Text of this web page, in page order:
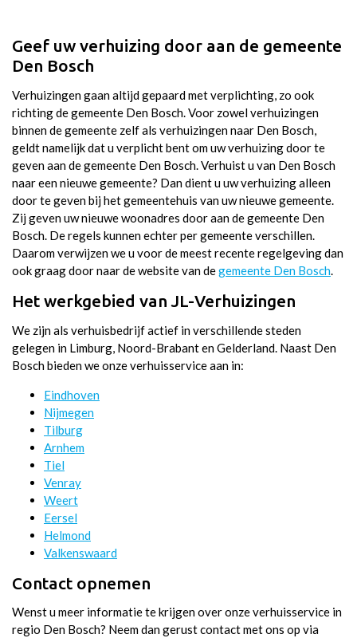
Geef uw verhuizing door aan de gemeente
Den Bosch
Verhuizingen gaan altijd gepaard met verplichting, zo ook
richting de gemeente Den Bosch. Voor zowel verhuizingen
binnen de gemeente zelf als verhuizingen naar Den Bosch,
geldt namelijk dat u verplicht bent om uw verhuizing door te
geven aan de gemeente Den Bosch. Verhuist u van Den Bosch
naar een nieuwe gemeente? Dan dient u uw verhuizing alleen
door te geven bij het gemeentehuis van uw nieuwe gemeente.
Zij geven uw nieuwe woonadres door aan de gemeente Den
Bosch. De regels kunnen echter per gemeente verschillen.
Daarom verwijzen we u voor de meest recente regelgeving dan
ook graag door naar de website van degemeente Den Bosch.
Het werkgebied van JL-Verhuizingen
We zijn als verhuisbedrijf actief in verschillende steden
gelegen in Limburg, Noord-Brabant en Gelderland. Naast Den
Bosch bieden we onze verhuisservice aan in:
Eindhoven
Nijmegen
Tilburg
Arnhem
Tiel
Venray
Weert
Eersel
Helmond
Valkenswaard
Contact opnemen
Wenst u meer informatie te krijgen over onze verhuisservice in
regio Den Bosch? Neem dan gerust contact met ons op via